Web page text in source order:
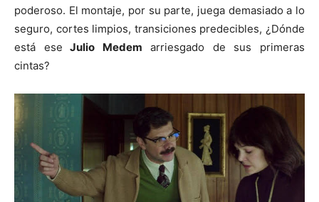
poderoso. El montaje, por su parte, juega demasiado a lo
seguro, cortes limpios, transiciones predecibles, ¿Dónde
está ese Julio Medem arriesgado de sus primeras
cintas?